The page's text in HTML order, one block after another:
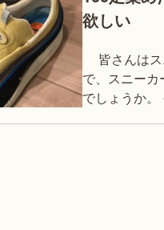
欲しい
で、スニー
でしょうか